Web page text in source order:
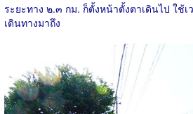
ระยะทาง ๒.๓ กม. ก็ตั้งหน้าตั้งตาเดินไป ใช้เ
เดินทางมาถึง